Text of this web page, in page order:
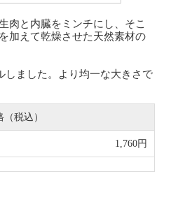
肉と内臓をミンチにし、そこ
加えて乾燥させた天然素材の
ました。より均一な大きさで
（税込）
1,760円